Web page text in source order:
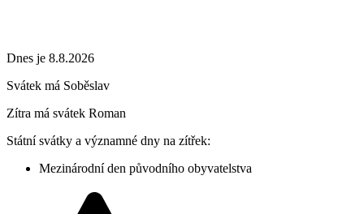
Dnes je 8.8.2026
Svátek má Soběslav
Zítra má svátek Roman
Státní svátky a významné dny na zítřek:
Mezinárodní den původního obyvatelstva